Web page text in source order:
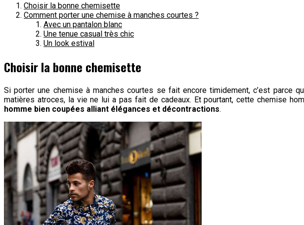
Choisir la bonne chemisette
Comment porter une chemise à manches courtes ?
Avec un pantalon blanc
Une tenue casual très chic
Un look estival
Choisir la bonne chemisette
Si porter une chemise à manches courtes se fait encore timidement, c’est parce
matières atroces, la vie ne lui a pas fait de cadeaux. Et pourtant, cette chemise
homme bien coupées alliant élégances et décontractions.